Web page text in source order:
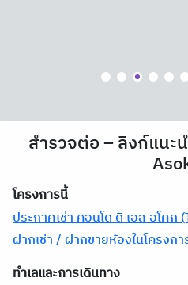
สำรวจต่อ – ลิงก์แนะ
โครงการนี้
ประกาศเช่า คอนโด ดิ เอส อโศก
ฝากเช่า / ฝากขายห้องในโครงก
ทำเลและการเดินทาง